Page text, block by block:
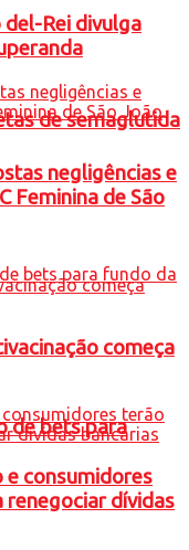
de semaglutida
de bets para
del-Rei divulga
negligências e
Feminina de São
começa
consumidores
dívidas